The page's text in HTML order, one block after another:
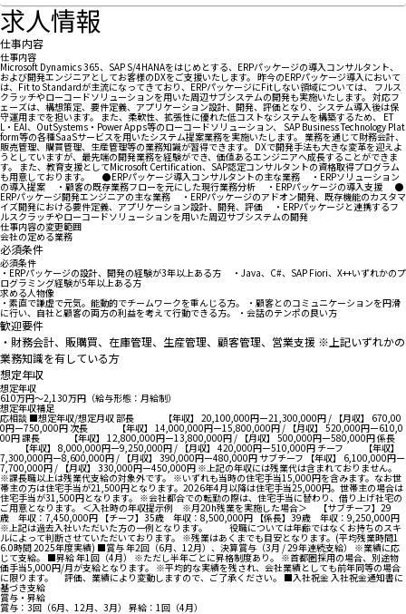
求人情報
仕事内容
仕事内容
Microsoft Dynamics 365、SAP S/4HANAをはじめとする、ERPパッケージの導入コンサルタント、
および開発エンジニアとしてお客様のDXをご支援いたします。 昨今のERPパッケージ導入において
は、Fit to Standardが主流になってきており、ERPパッケージにFitしない領域については、 フルス
クラッチやローコードソリューションを用いた周辺サブシステムの開発も実施いたします。 対応フ
ェーズは、構想策定、要件定義、アプリケーション設計、開発、評価となり、システム導入後は保
守運用までを担います。 また、柔軟性、拡張性に優れた低コストなシステムを構築するため、 ET
L・EAI、OutSystems・Power Apps等のローコードソリューション、 SAP Business Technology Plat
form等の各種SaaSサービスを用いたシステム提案業務を実施いたします。 業務を通じて財務会計、
販売管理、購買管理、生産管理等の業務知識が習得できます。 DXで開発手法も大きな変革を迎えよ
うとしていますが、最先端の開発業務を経験ができ、価値あるエンジニアへ成長することができま
す。 また、教育支援としてMicrosoft Certification、SAP認定コンサルタントの資格取得プログラム
も用意しております。 ●ERPパッケージ導入コンサルタントの主な業務 ・ERPソリューション
の導入提案 ・顧客の既存業務フローを元にした現行業務分析 ・ERPパッケージの導入支援 ●
ERPパッケージ開発エンジニアの主な業務 ・ERPパッケージのアドオン開発、既存機能のカスタマ
イズ開発における要件定義、アプリケーション設計、開発、評価 ・ERPパッケージと連携するフ
ルスクラッチやローコードソリューションを用いた周辺サブシステムの開発
仕事内容の変更範囲
会社の定める業務
必須条件
必須条件
・ERPパッケージの設計、開発の経験が3年以上ある方 ・Java、C#、SAP Fiori、X++いずれかのプ
ログラミング経験が5年以上ある方
求める人物像
・素直で謙虚で元気。能動的でチームワークを重んじる方。 ・顧客とのコミュニケーションを円滑
に行い、自社と顧客の両方の利益を考えて行動できる方。 ・会話のテンポの良い方
歓迎要件
・財務会計、販購買、在庫管理、生産管理、顧客管理、営業支援 ※上記いずれかの
業務知識を有している方
想定年収
想定年収
610万円〜2,130万円（給与形態：月給制）
想定年収補足
応相談 ■想定年収/想定月収 部長 【年収】 20,100,000円ー21,300,000円 / 【月収】 670,00
0円ー750,000円 次長 【年収】 14,000,000円ー15,800,000円 / 【月収】 520,000円ー610,0
00円 課長 【年収】 12,800,000円ー13,800,000円 / 【月収】 500,000円ー580,000円 係長
【年収】 8,000,000円ー9,250,000円 / 【月収】 420,000円ー510,000円 チーフ 【年収】
7,300,000円ー8,600,000円 / 【月収】 390,000円ー480,000円 サブチーフ 【年収】 6,100,000円ー
7,700,000円 / 【月収】 330,000円ー450,000円 ※上記の年収には残業代は含まれておりません。
※課長職以上は残業代支給の対象外です。 ※いずれも当時の住宅手当15,000円を含みます。なお世
帯主の方は住宅手当が21,500円となります。2026年4月以降は住宅手当25,000円。世帯主の場合は
住宅手当が31,500円となります。 ※会社都合での転勤の際は、住宅手当に替わり、借り上げ社宅の
ご用意となります。 ＜入社時の年収提示例 ※月20h残業を実施した場合＞ 【サブチーフ】29
歳 年収：7,450,000円 【チーフ】35歳 年収：8,500,000円 【係長】39歳 年収：9,250,000円
※上記は過去入社いただいた方の一例となります。 役職については年齢ではなくお持ちのスキ
ルによって判断させていただいております。 ※残業はあくまでも目安となります。(平均残業時間1
6.0時間 2025年度実績) ■賞与 年2回（6月、12月）、決算賞与（3月 / 29年連続支給） ※業績に応
じて支給。 ■昇給 年1回（4月） ※ただし半年ごとに昇格制度あり。 ※首都圏採用の場合、別途物
価手当5,000円/月が支給となります。 ※平均的な実績を残され、会社業績としても前年同等の場合
に限ります。 評価、業績により変動しますので、ご了承ください。 ■入社祝金 入社祝金通知書に
基づき支給
賞与・昇給
賞与：3回（6月、12月、3月） 昇給：1回（4月）